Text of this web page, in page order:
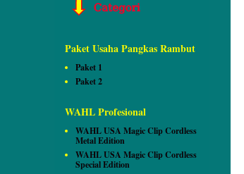
Paket Usaha Pangkas Rambut
Paket 1
Paket 2
WAHL Profesional
WAHL USA Magic Clip Cordless
Metal Edition
WAHL USA Magic Clip Cordless
Special Edition